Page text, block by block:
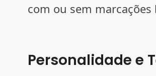
com ou sem marcações
Personalidade e